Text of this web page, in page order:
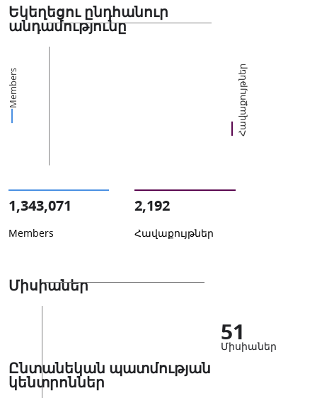
Եկեղեցու ընդհանուր
անդամությունը
Members Հավաքույթներ
1,343,071
Members
2,192
Հավաքույթներ
Միսիաներ
51
Միսիաներ
Ընտանեկան պատմության
կենտրոններ